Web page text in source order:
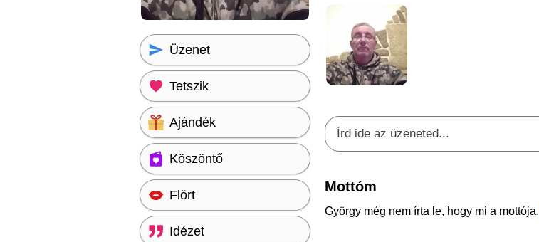
Mottóm
György még nem írta le, hogy mi a mottója.
Üzenet
Tetszik
Ajándék
Köszöntő
Flört
Idézet